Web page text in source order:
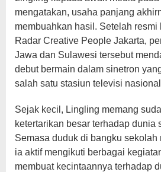
mengatakan, usaha panjang
membuahkan hasil. Setelah resmi
Radar Creative People Jakarta,
Jawa dan Sulawesi tersebut
debut bermain dalam sinetron
salah satu stasiun televisi
Sejak kecil, Lingling memang
ketertarikan besar terhadap dunia
Semasa duduk di bangku sekolah
ia aktif mengikuti berbagai
membuat kecintaannya terhadap